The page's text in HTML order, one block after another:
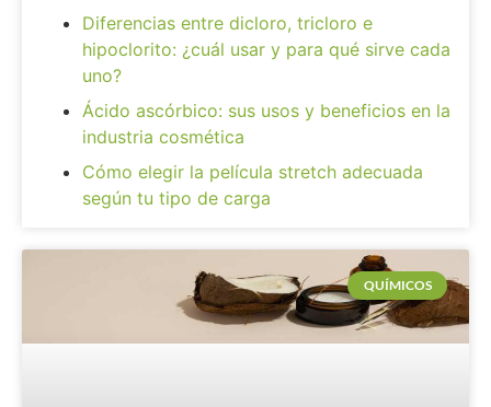
QUÍMICOS
Diferencias entre dicloro, tricloro e
hipoclorito: ¿cuál usar y para qué sirve cada
uno?
Ácido ascórbico: sus usos y beneficios en la
industria cosmética
Cómo elegir la película stretch adecuada
según tu tipo de carga